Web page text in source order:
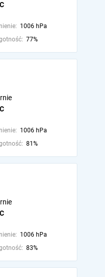
1006 hPa
77%
1006 hPa
81%
1006 hPa
83%